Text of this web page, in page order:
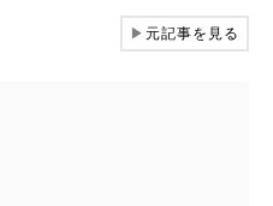
▶元記事を見る